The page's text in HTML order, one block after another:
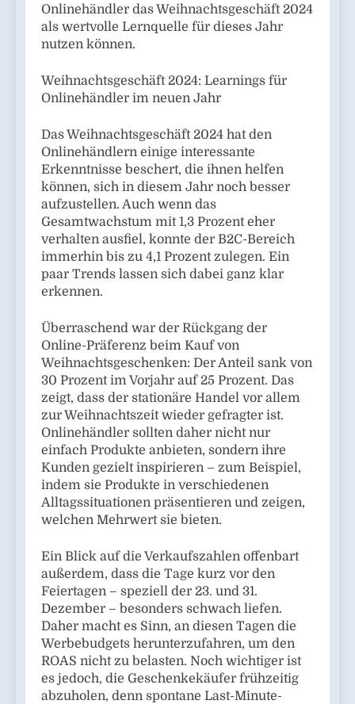
Onlinehändler das Weihnachtsgeschäft 2024
als wertvolle Lernquelle für dieses Jahr
nutzen können.
Weihnachtsgeschäft 2024: Learnings für
Onlinehändler im neuen Jahr
Das Weihnachtsgeschäft 2024 hat den
Onlinehändlern einige interessante
Erkenntnisse beschert, die ihnen helfen
können, sich in diesem Jahr noch besser
aufzustellen. Auch wenn das
Gesamtwachstum mit 1,3 Prozent eher
verhalten ausfiel, konnte der B2C-Bereich
immerhin bis zu 4,1 Prozent zulegen. Ein
paar Trends lassen sich dabei ganz klar
erkennen.
Überraschend war der Rückgang der
Online-Präferenz beim Kauf von
Weihnachtsgeschenken: Der Anteil sank von
30 Prozent im Vorjahr auf 25 Prozent. Das
zeigt, dass der stationäre Handel vor allem
zur Weihnachtszeit wieder gefragter ist.
Onlinehändler sollten daher nicht nur
einfach Produkte anbieten, sondern ihre
Kunden gezielt inspirieren – zum Beispiel,
indem sie Produkte in verschiedenen
Alltagssituationen präsentieren und zeigen,
welchen Mehrwert sie bieten.
Ein Blick auf die Verkaufszahlen offenbart
außerdem, dass die Tage kurz vor den
Feiertagen – speziell der 23. und 31.
Dezember – besonders schwach liefen.
Daher macht es Sinn, an diesen Tagen die
Werbebudgets herunterzufahren, um den
ROAS nicht zu belasten. Noch wichtiger ist
es jedoch, die Geschenkekäufer frühzeitig
abzuholen, denn spontane Last-Minute-